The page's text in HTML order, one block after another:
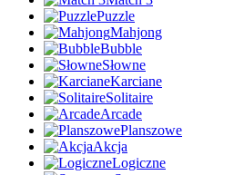
Puzzle
Mahjong
Bubble
Słowne
Karciane
Solitaire
Arcade
Planszowe
Akcja
Logiczne